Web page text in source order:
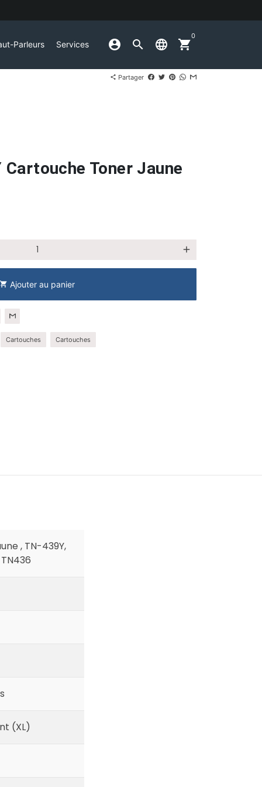
Parleurs Services account_circle search language shopping_cart
0
share Partager
Toner Jaune
add
shopping_cart Ajouter au panier
Cartouches Cartouches
, TN-439Y,
(XL)